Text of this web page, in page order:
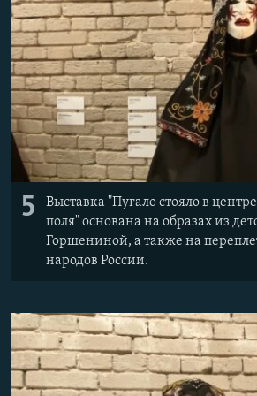
5
Выставка "Пугало стояло в
поля" основана на образах из
Горшениной, а также на
народов России.